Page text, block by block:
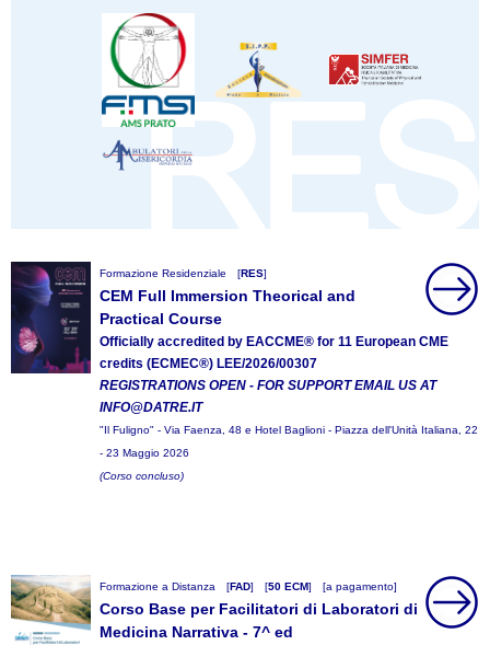
Formazione Residenziale [RES]
CEM Full Immersion Theorical and
Practical Course
Officially accredited by EACCME® for 11 European CME
credits (ECMEC®) LEE/2026/00307
REGISTRATIONS OPEN - FOR SUPPORT EMAIL US AT
INFO@DATRE.IT
"Il Fuligno" - Via Faenza, 48 e Hotel Baglioni - Piazza dell'Unità Italiana, 22
- 23 Maggio 2026
(Corso concluso)
Formazione a Distanza [FAD] [50 ECM] [a pagamento]
Corso Base per Facilitatori di Laboratori di
Medicina Narrativa - 7^ ed